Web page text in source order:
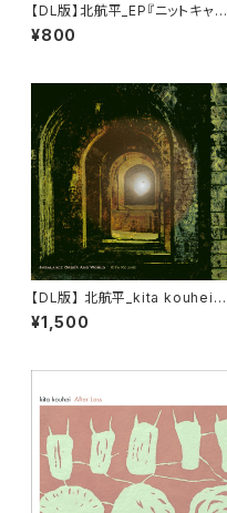
【DL版】北航平_EP『ニットキャッ
プシアター「よりそう人」オリジナ
ルサウンドトラック』
¥800
【DL版】 北航平_kita kouhei 3
rd Album『Imbalance Order
And World』
¥1,500